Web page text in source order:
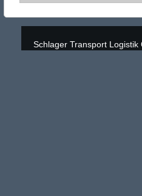
Schlager Transport Logistik